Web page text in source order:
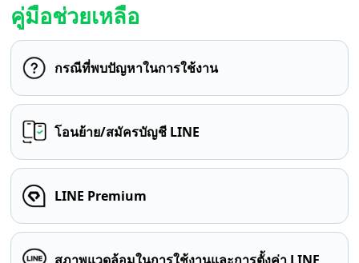
คู่มือช่วยเหลือ
กรณีที่พบปัญหาในการใช้งาน
โอนย้าย/สมัครบัญชี LINE
LINE Premium